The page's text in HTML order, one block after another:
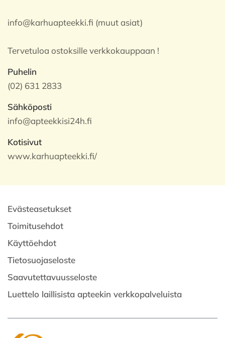
info@karhuapteekki.fi (muut asiat)
Tervetuloa ostoksille verkkokauppaan !
Puhelin
(02) 631 2833
Sähköposti
info@apteekkisi24h.fi
Kotisivut
www.karhuapteekki.fi/
Evästeasetukset
Toimitusehdot
Käyttöehdot
Tietosuojaseloste
Saavutettavuusseloste
Luettelo laillisista apteekin verkkopalveluista